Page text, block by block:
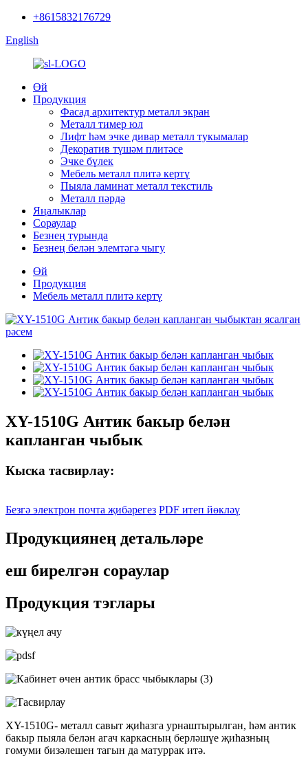
+8615832176729
English
Өй
Продукция
Фасад архитектур металл экран
Металл тимер юл
Лифт һәм эчке дивар металл тукымалар
Декоратив түшәм плитәсе
Эчке бүлек
Мебель металл плитә кертү
Пыяла ламинат металл текстиль
Металл пәрдә
Яңалыклар
Сораулар
Безнең турында
Безнең белән элемтәгә чыгу
Өй
Продукция
Мебель металл плитә кертү
XY-1510G Антик бакыр белән
капланган чыбык
Кыска тасвирлау:
Безгә электрон почта җибәрегез PDF итеп йөкләү
Продукциянең детальләре
еш бирелгән сораулар
Продукция тэглары
XY-1510G- металл савыт җиһазга урнаштырылган, һәм антик
бакыр пыяла белән агач каркасның берләшүе җиһазның
гомуми бизәлешен тагын да матуррак итә.